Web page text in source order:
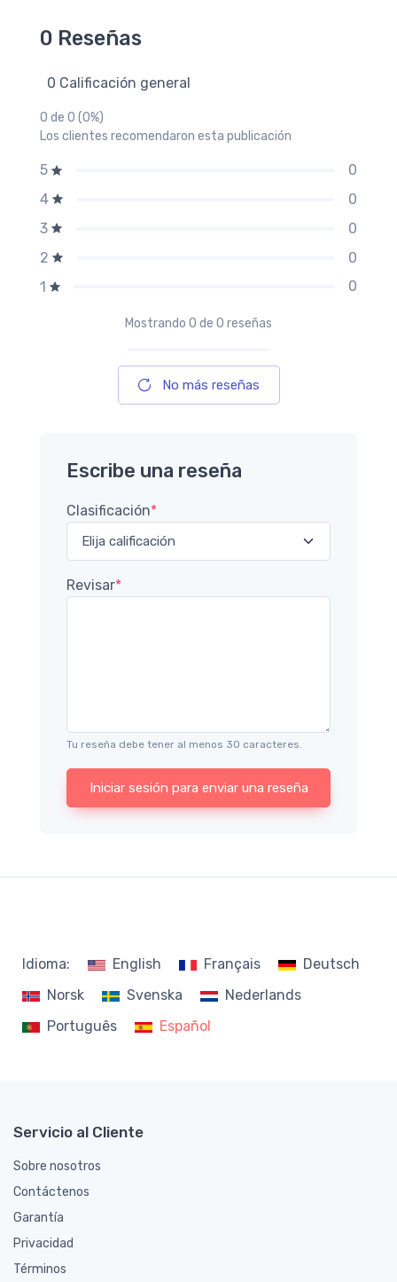
0 Reseñas
0 Calificación general
0 de 0 (0%)
Los clientes recomendaron esta publicación
5
0
4
0
3
0
2
0
1
0
Mostrando 0 de 0 reseñas
No más reseñas
Escribe una reseña
Clasificación*
Revisar*
Tu reseña debe tener al menos 30 caracteres.
Iniciar sesión para enviar una reseña
Idioma: English Français
Deutsch
Norsk
Svenska
Nederlands
Português
Español
Servicio al Cliente
Sobre nosotros
Contáctenos
Garantía
Privacidad
Términos